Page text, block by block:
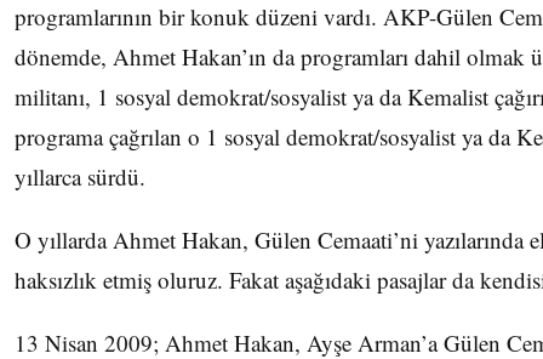
programlarının bir konuk düzeni vardı. AKP-Gülen
dönemde, Ahmet Hakan’ın da programları dahil olmak
militanı, 1 sosyal demokrat/sosyalist ya da Kemalist
programa çağrılan o 1 sosyal demokrat/sosyalist ya da
yıllarca sürdü.
O yıllarda Ahmet Hakan, Gülen Cemaati’ni yazılarında
haksızlık etmiş oluruz. Fakat aşağıdaki pasajlar da
13 Nisan 2009; Ahmet Hakan, Ayşe Arman’a Gülen